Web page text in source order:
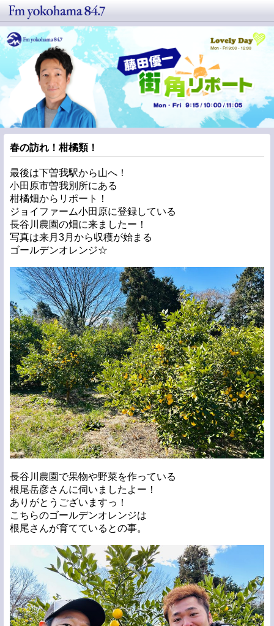
春の訪れ！柑橘類！
最後は下曽我駅から山へ！
小田原市曽我別所にある
柑橘畑からリポート！
ジョイファーム小田原に登録している
長谷川農園の畑に来ましたー！
写真は来月3月から収穫が始まる
ゴールデンオレンジ☆
長谷川農園で果物や野菜を作っている
根尾岳彦さんに伺いましたよー！
ありがとうございますっ！
こちらのゴールデンオレンジは
根尾さんが育てているとの事。